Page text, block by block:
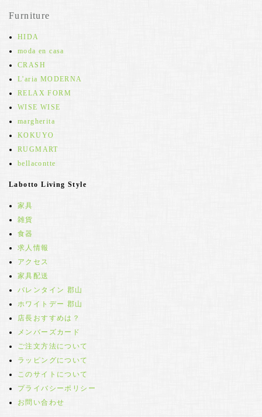
Furniture
HIDA
moda en casa
CRASH
L'aria MODERNA
RELAX FORM
WISE WISE
margherita
KOKUYO
RUGMART
bellacontte
Labotto Living Style
家具
雑貨
食器
求人情報
アクセス
家具配送
バレンタイン 郡山
ホワイトデー 郡山
店長おすすめは？
メンバーズカード
ご注文方法について
ラッピングについて
このサイトについて
プライバシーポリシー
お問い合わせ